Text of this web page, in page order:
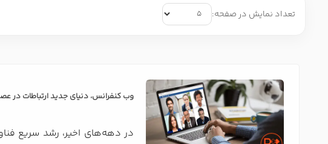
تعداد نمایش در صفحه:
وب کنفرانس، دنیای جدید ارتباطات در
در دهه‌های اخیر، رشد سریع